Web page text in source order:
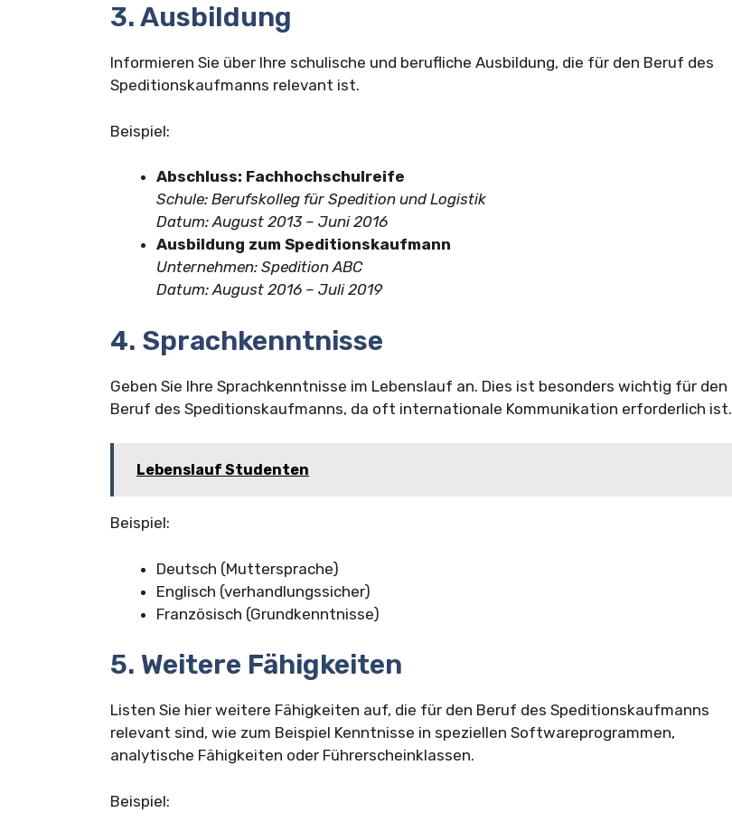
3. Ausbildung
Informieren Sie über Ihre schulische und berufliche Ausbildung, die für den Beruf des
Speditionskaufmanns relevant ist.
Beispiel:
Abschluss: Fachhochschulreife
Schule: Berufskolleg für Spedition und Logistik
Datum: August 2013 – Juni 2016
Ausbildung zum Speditionskaufmann
Unternehmen: Spedition ABC
Datum: August 2016 – Juli 2019
4. Sprachkenntnisse
Geben Sie Ihre Sprachkenntnisse im Lebenslauf an. Dies ist besonders wichtig für den
Beruf des Speditionskaufmanns, da oft internationale Kommunikation erforderlich ist.
Lebenslauf Studenten
Beispiel:
Deutsch (Muttersprache)
Englisch (verhandlungssicher)
Französisch (Grundkenntnisse)
5. Weitere Fähigkeiten
Listen Sie hier weitere Fähigkeiten auf, die für den Beruf des Speditionskaufmanns
relevant sind, wie zum Beispiel Kenntnisse in speziellen Softwareprogrammen,
analytische Fähigkeiten oder Führerscheinklassen.
Beispiel: